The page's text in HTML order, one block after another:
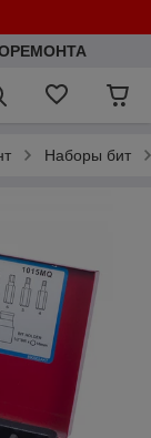
Наборы бит